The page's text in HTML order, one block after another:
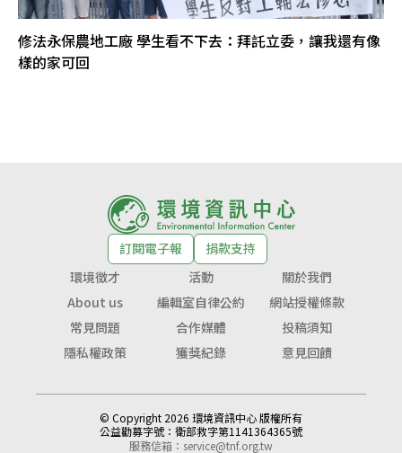
修法永保農地工廠 學生看不下去：拜託立委，讓我還有像
樣的家可回
訂閱電子報
捐款支持
環境徵才
活動
關於我們
About us
編輯室自律公約
網站授權條款
常見問題
合作媒體
投稿須知
隱私權政策
獲獎紀錄 意見回饋
© Copyright 2026 環境資訊中心 版權所有
公益勸募字號： 衛部救字第1141364365號
服務信箱： service@tnf.org.tw